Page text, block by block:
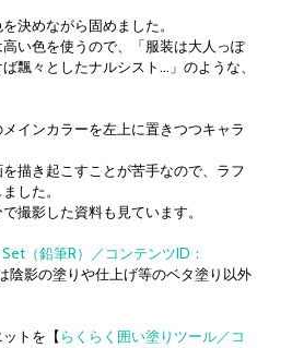
決めながら固めました。
い色を使うので、「服装は大人っぽ
飄々としたナルシスト…」のような、
インカラーを左上に置きつつキャラ
描き起こすことが苦手なので、ラフ
した。
撮影した資料も見ています。
Set（鉛筆R）／コンテンツID：
陰影の塗りや仕上げ等のベタ塗り以外
トを【らくらく囲い塗りツール／コ